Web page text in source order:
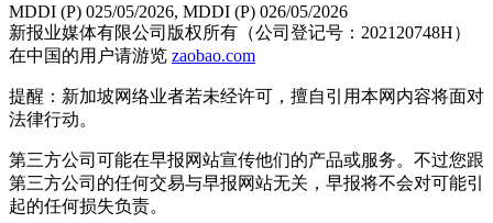
MDDI (P) 025/05/2026, MDDI (P) 026/05/2026
新报业媒体有限公司版权所有（公司登记号：202120748H）
在中国的用户请游览 zaobao.com
提醒：新加坡网络业者若未经许可，擅自引用本网内容将面对
法律行动。
第三方公司可能在早报网站宣传他们的产品或服务。不过您跟
第三方公司的任何交易与早报网站无关，早报将不会对可能引
起的任何损失负责。